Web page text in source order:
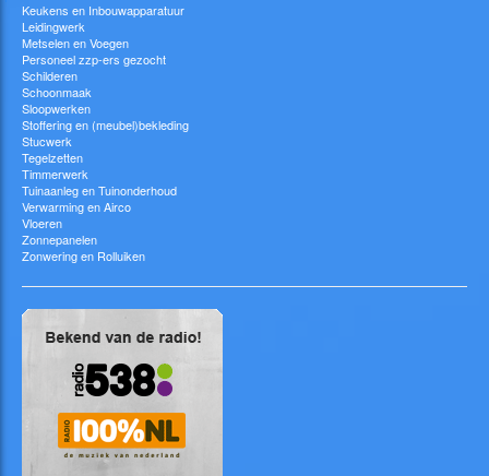
Keukens en Inbouwapparatuur
Leidingwerk
Metselen en Voegen
Personeel zzp-ers gezocht
Schilderen
Schoonmaak
Sloopwerken
Stoffering en (meubel)bekleding
Stucwerk
Tegelzetten
Timmerwerk
Tuinaanleg en Tuinonderhoud
Verwarming en Airco
Vloeren
Zonnepanelen
Zonwering en Rolluiken